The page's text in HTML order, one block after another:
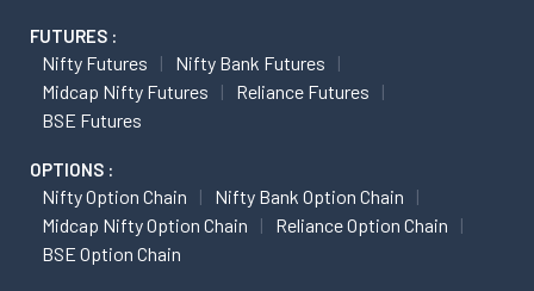
FUTURES :
Nifty Futures
Nifty Bank Futures
Midcap Nifty Futures
Reliance Futures
BSE Futures
OPTIONS :
Nifty Option Chain
Nifty Bank Option Chain
Midcap Nifty Option Chain
Reliance Option Chain
BSE Option Chain